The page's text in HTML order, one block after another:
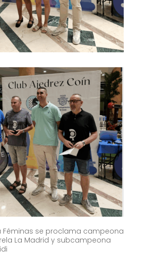
Féminas se proclama campeona
La Madrid y subcampeona